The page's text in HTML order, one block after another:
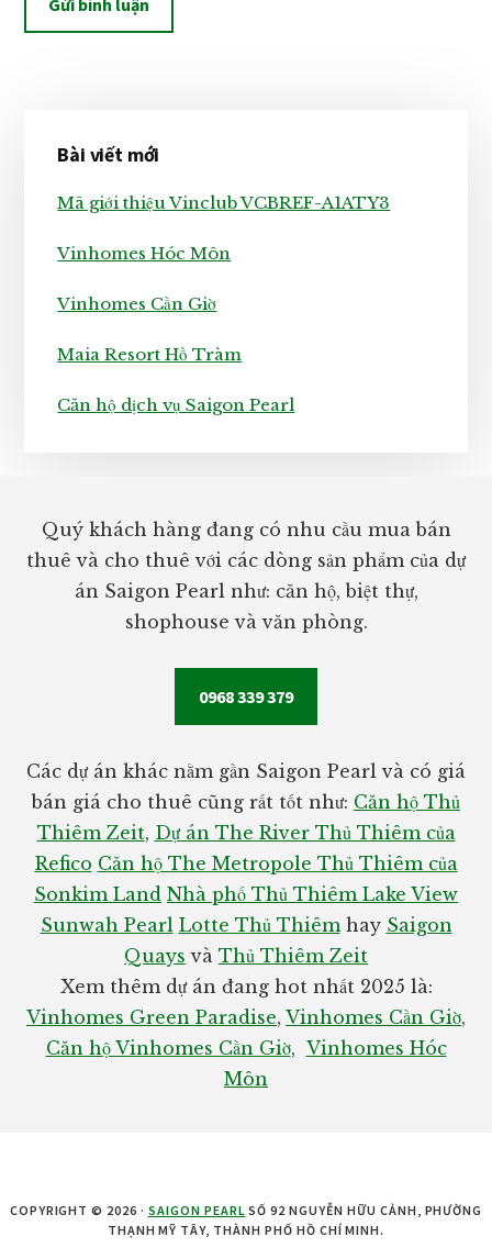
chính
Bài viết mới
Mã giới thiệu Vinclub VCBREF-A1ATY3
Vinhomes Hóc Môn
Vinhomes Cần Giờ
Maia Resort Hồ Tràm
Căn hộ dịch vụ Saigon Pearl
Quý khách hàng đang có nhu cầu mua bán
thuê và cho thuê với các dòng sản phẩm của dự
án Saigon Pearl như: căn hộ, biệt thự,
shophouse và văn phòng.
0968 339 379
Các dự án khác nằm gần Saigon Pearl và có giá
bán giá cho thuê cũng rất tốt như: Căn hộ Thủ
Thiêm Zeit, Dự án The River Thủ Thiêm của
Refico Căn hộ The Metropole Thủ Thiêm của
Sonkim Land Nhà phố Thủ Thiêm Lake View
Sunwah Pearl Lotte Thủ Thiêm hay Saigon
Quays và Thủ Thiêm Zeit
Xem thêm dự án đang hot nhất 2025 là:
Vinhomes Green Paradise, Vinhomes Cần Giờ,
Căn hộ Vinhomes Cần Giờ, Vinhomes Hóc
Môn
COPYRIGHT © 2026 · SAIGON PEARL SỐ 92 NGUYỄN HỮU CẢNH, PHƯỜNG
THẠNH MỸ TÂY, THÀNH PHỐ HỒ CHÍ MINH.